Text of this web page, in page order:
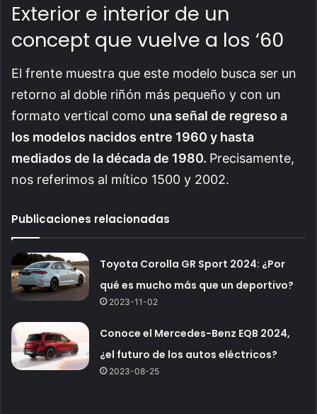
Exterior e interior de un
concept que vuelve a los ‘60
El frente muestra que este modelo busca ser un
retorno al doble riñón más pequeño y con un
formato vertical como una señal de regreso a
los modelos nacidos entre 1960 y hasta
mediados de la década de 1980. Precisamente,
nos referimos al mítico 1500 y 2002.
Publicaciones relacionadas
Toyota Corolla GR Sport 2024: ¿Por
qué es mucho más que un deportivo?
2023-11-02
Conoce el Mercedes-Benz EQB 2024,
¿el futuro de los autos eléctricos?
2023-08-25